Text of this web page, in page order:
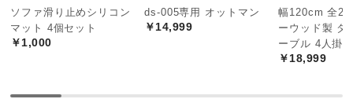
の
配
送
い
ソファ滑り止めシリコン
マット 4個セット
￥1,000
ds-005専用 オットマン
￥14,999
幅120cm 全2
ーウッド製 ダ
ーブル 4人掛
￥18,999